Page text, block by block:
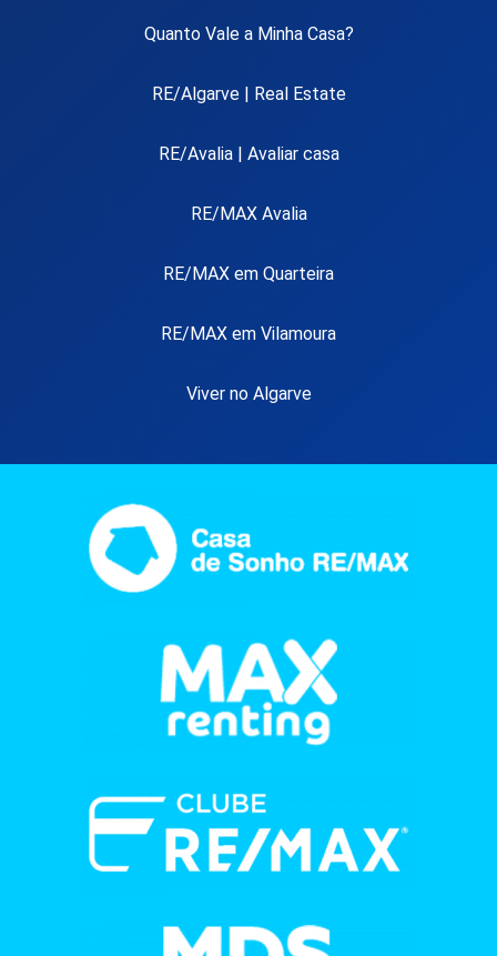
Quanto Vale a Minha Casa?
RE/Algarve | Real Estate
RE/Avalia | Avaliar casa
RE/MAX Avalia
RE/MAX em Quarteira
RE/MAX em Vilamoura
Viver no Algarve